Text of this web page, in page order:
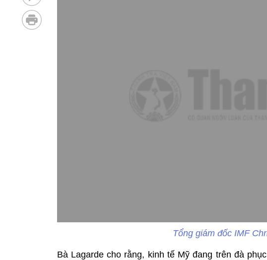
Tổng giám đốc IMF
Bà Lagarde cho rằng, kinh tế Mỹ đang trên đà